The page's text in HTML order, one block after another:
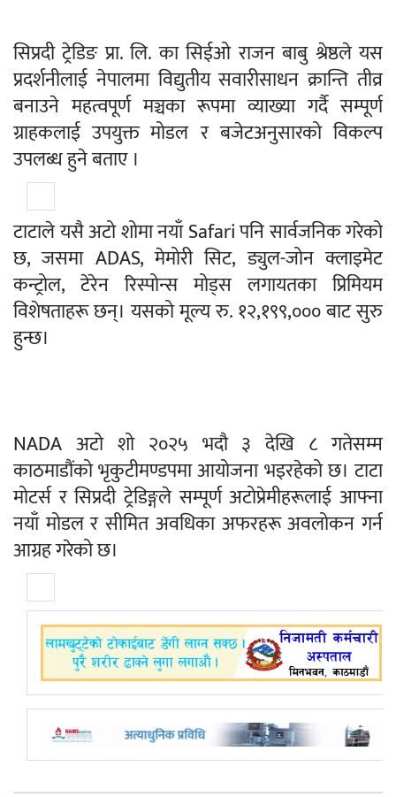
सिप्रदी ट्रेडिङ प्रा. लि. का सिईओ राजन बाबु श्रेष्ठले यस
प्रदर्शनीलाई नेपालमा विद्युतीय सवारीसाधन क्रान्ति तीव्र
बनाउने महत्वपूर्ण मञ्चका रूपमा व्याख्या गर्दै सम्पूर्ण
ग्राहकलाई उपयुक्त मोडल र बजेटअनुसारको विकल्प
उपलब्ध हुने बताए ।
टाटाले यसै अटो शोमा नयाँ Safari पनि सार्वजनिक गरेको
छ, जसमा ADAS, मेमोरी सिट, ड्युल-जोन क्लाइमेट
कन्ट्रोल, टेरेन रिस्पोन्स मोड्स लगायतका प्रिमियम
विशेषताहरू छन्। यसको मूल्य रु. १२,१९९,००० बाट सुरु
हुन्छ।
NADA अटो शो २०२५ भदौ ३ देखि ८ गतेसम्म
काठमाडौंको भृकुटीमण्डपमा आयोजना भइरहेको छ। टाटा
मोटर्स र सिप्रदी ट्रेडिङ्गले सम्पूर्ण अटोप्रेमीहरूलाई आफ्ना
नयाँ मोडल र सीमित अवधिका अफरहरू अवलोकन गर्न
आग्रह गरेको छ।